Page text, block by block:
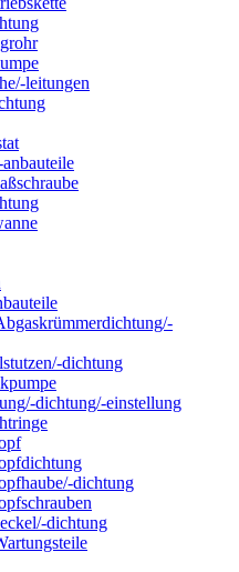
leitungen
dichtung
dichtung/-einstellung
dichtung
dichtung